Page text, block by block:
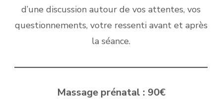
d’une discussion autour de vos attentes, vos
questionnements, votre ressenti avant et après
la séance.
Massage prénatal : 90€